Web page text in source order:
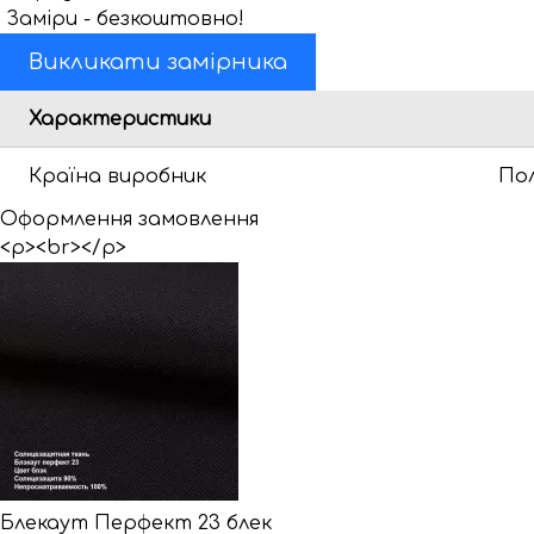
Заміри - безкоштовно!
Викликати замірника
Характеристики
Країна виробник
Оформлення замовлення
<p><br></p>
Блекаут Перфект 23 блек